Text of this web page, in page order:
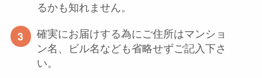
るかも知れません。
確実にお届けする為にご住所はマンショ
ン名、ビル名なども省略せずご記入下さ
い。